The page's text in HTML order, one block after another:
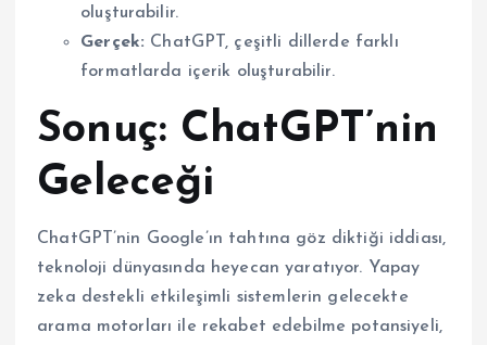
oluşturabilir.
Gerçek: ChatGPT, çeşitli dillerde farklı
formatlarda içerik oluşturabilir.
Sonuç: ChatGPT’nin
Geleceği
ChatGPT’nin Google’ın tahtına göz diktiği iddiası,
teknoloji dünyasında heyecan yaratıyor. Yapay
zeka destekli etkileşimli sistemlerin gelecekte
arama motorları ile rekabet edebilme potansiyeli,